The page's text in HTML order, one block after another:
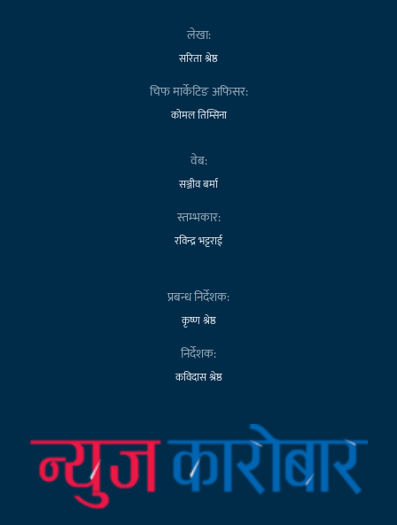
लेखा:
सरिता श्रेष्ठ
चिफ मार्केटिङ अफिसर:
कोमल तिम्सिना
वेब:
सञ्जीव बर्मा
स्तम्भकार:
रविन्द्र भट्टराई
प्रबन्ध निर्देशक:
कृष्ण श्रेष्ठ
निर्देशक:
कविदास श्रेष्ठ